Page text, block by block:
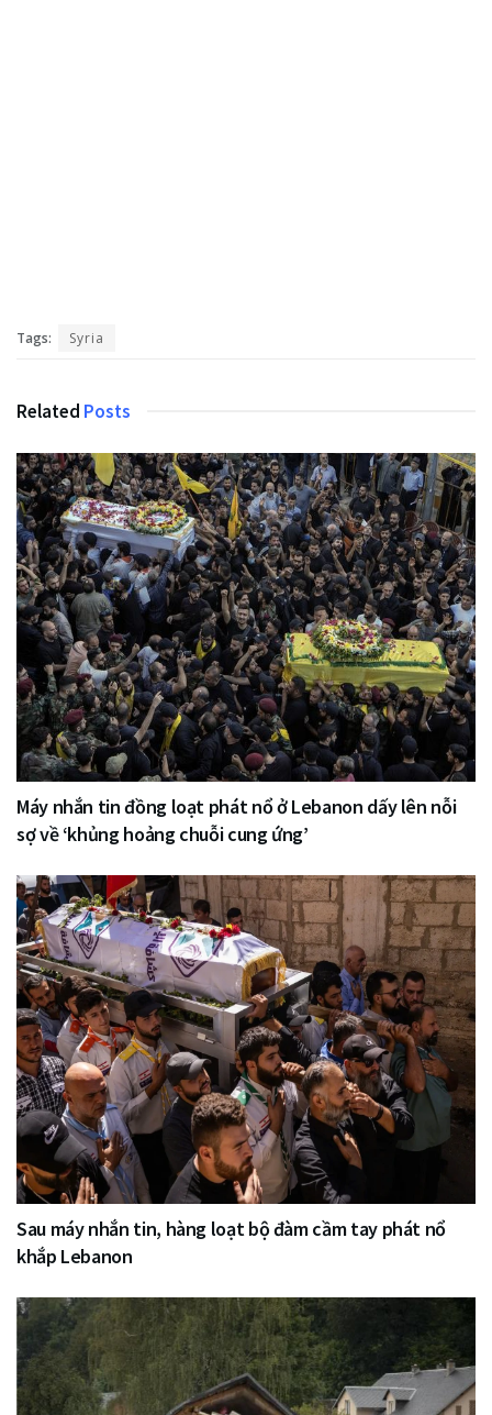
Tags: Syria
Related Posts
Máy nhắn tin đồng loạt phát nổ ở Lebanon dấy lên nỗi
sợ về ‘khủng hoảng chuỗi cung ứng’
Sau máy nhắn tin, hàng loạt bộ đàm cầm tay phát nổ
khắp Lebanon